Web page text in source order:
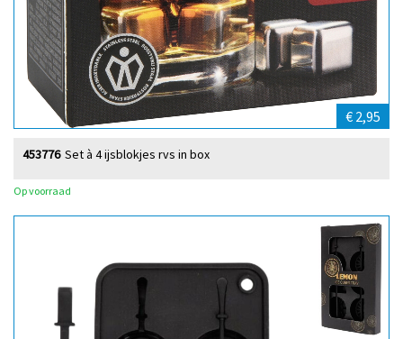
€ 2,95
Set à 4 ijsblokjes rvs in box
453776
Op voorraad